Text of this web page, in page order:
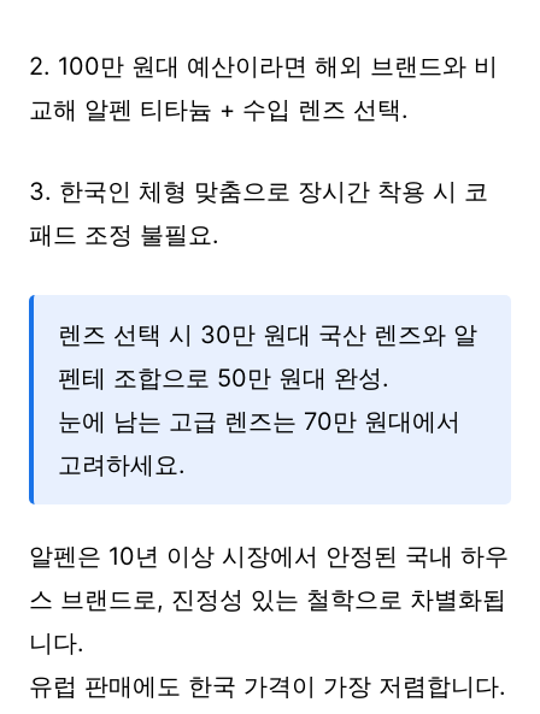
2. 100만 원대 예산이라면 해외 브랜드와 비
교해 알펜 티타늄 + 수입 렌즈 선택.
3. 한국인 체형 맞춤으로 장시간 착용 시 코
패드 조정 불필요.
렌즈 선택 시 30만 원대 국산 렌즈와 알
펜테 조합으로 50만 원대 완성.
눈에 남는 고급 렌즈는 70만 원대에서
고려하세요.
알펜은 10년 이상 시장에서 안정된 국내 하우
스 브랜드로, 진정성 있는 철학으로 차별화됩
니다.
유럽 판매에도 한국 가격이 가장 저렴합니다.